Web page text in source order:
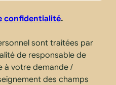
confidentialité.
sont traitées par
de responsable de
à votre demande /
des champs